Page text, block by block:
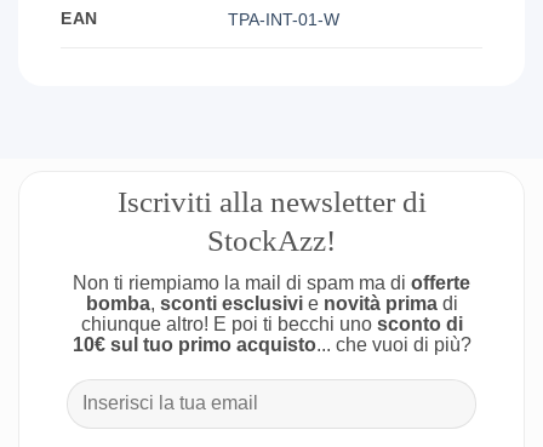
EAN TPA-INT-01-W
Iscriviti alla newsletter di
StockAzz!
Non ti riempiamo la mail di spam ma di offerte
bomba, sconti esclusivie novità primadi
chiunque altro! E poi ti becchi uno sconto di
10€ sul tuo primo acquisto... che vuoi di più?